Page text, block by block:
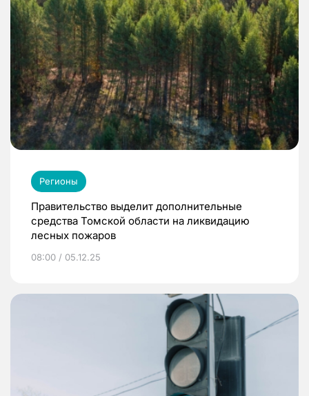
Регионы
Правительство выделит дополнительные
средства Томской области на ликвидацию
лесных пожаров
08:00 / 05.12.25